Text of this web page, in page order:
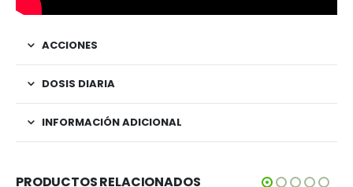
ACCIONES
DOSIS DIARIA
INFORMACIÓN ADICIONAL
PRODUCTOS RELACIONADOS